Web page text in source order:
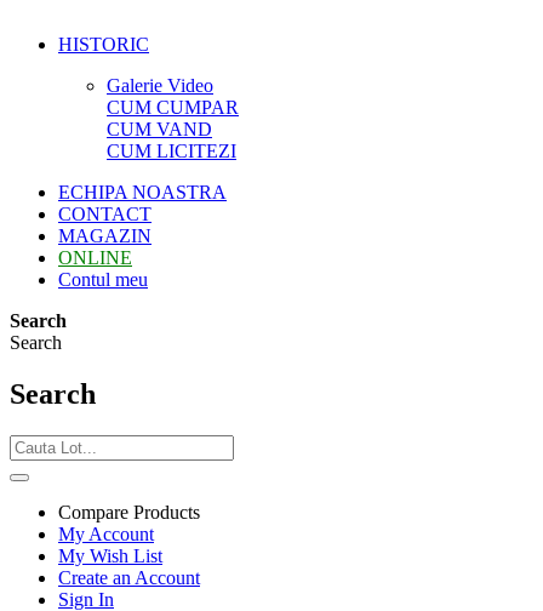
HISTORIC
Galerie Video
CUM CUMPAR
CUM VAND
CUM LICITEZI
ECHIPA NOASTRA
CONTACT
MAGAZIN
ONLINE
Contul meu
Search
Search
Search
Compare Products
My Account
My Wish List
Create an Account
Sign In